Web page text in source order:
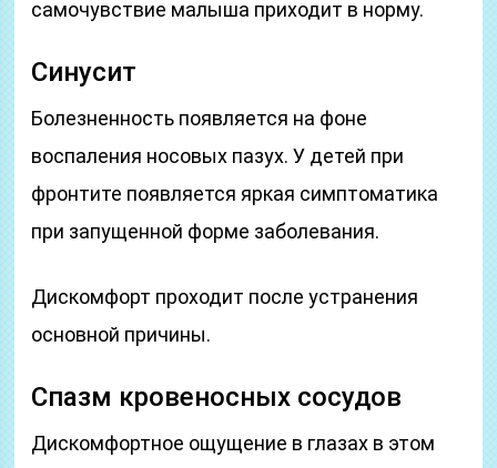
самочувствие малыша приходит в норму.
Синусит
Болезненность появляется на фоне
воспаления носовых пазух. У детей при
фронтите появляется яркая симптоматика
при запущенной форме заболевания.
Дискомфорт проходит после устранения
основной причины.
Спазм кровеносных сосудов
Дискомфортное ощущение в глазах в этом